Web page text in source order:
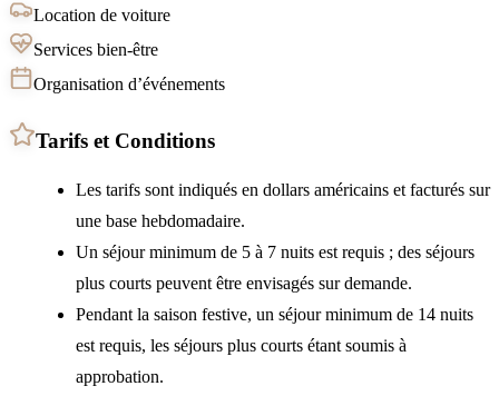
Location de voiture
Services bien-être
Organisation d’événements
Tarifs et Conditions
Les tarifs sont indiqués en dollars américains et facturés sur
une base hebdomadaire.
Un séjour minimum de 5 à 7 nuits est requis ; des séjours
plus courts peuvent être envisagés sur demande.
Pendant la saison festive, un séjour minimum de 14 nuits
est requis, les séjours plus courts étant soumis à
approbation.